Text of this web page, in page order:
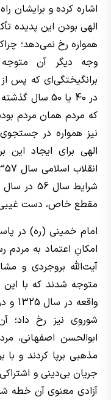
اشاره کرده و برایشان
الهی بودن این پدیده
همواره رخ نمی‌دهد؛
وجه دیگر آن
برانگیختگی‌ای که پس
در 40 یا 50
که مردم همان مردم
نیز همواره در
الهی برای ایجاد این
مقطع خاص، دست غیبی
امام خمینی (ره) در
امکانِ اعتماد به مردم
آیت‌الله بروجردی و
متوجه شدند که با این
شوروی نیز رخ داد؛
مذهبی برپا کردند و
جریان بی‌دینی و
آزادی معنوی آن خطه